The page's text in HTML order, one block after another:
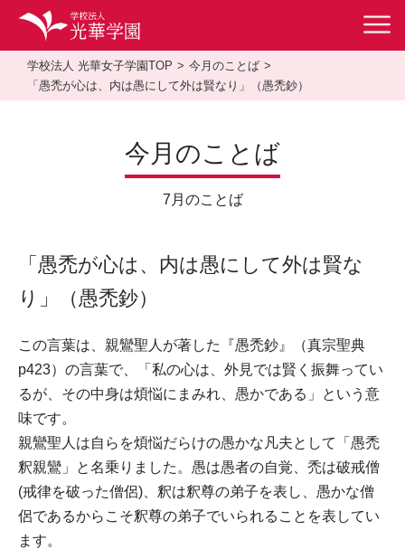
学校法人 光華女子学園TOP
今月のことば
「愚禿が心は、内は愚にして外は賢なり」（愚禿鈔）
今月のことば
7月のことば
「愚禿が心は、内は愚にして外は賢な
り」（愚禿鈔）
この言葉は、親鸞聖人が著した『愚禿鈔』（真宗聖典
p423）の言葉で、「私の心は、外見では賢く振舞ってい
るが、その中身は煩悩にまみれ、愚かである」という意
味です。
親鸞聖人は自らを煩悩だらけの愚かな凡夫として「愚禿
釈親鸞」と名乗りました。愚は愚者の自覚、禿は破戒僧
(戒律を破った僧侶)、釈は釈尊の弟子を表し、愚かな僧
侶であるからこそ釈尊の弟子でいられることを表してい
ます。